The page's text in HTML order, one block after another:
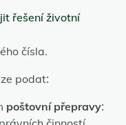
řešení životní
čísla.
podat:
poštovní přepravy: